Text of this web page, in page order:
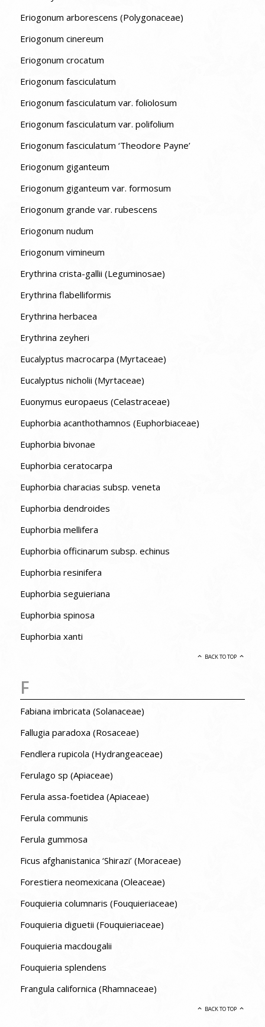
Eriogonum arborescens (Polygonaceae)
Eriogonum cinereum
Eriogonum crocatum
Eriogonum fasciculatum
Eriogonum fasciculatum var. foliolosum
Eriogonum fasciculatum var. polifolium
Eriogonum fasciculatum ‘Theodore Payne’
Eriogonum giganteum
Eriogonum giganteum var. formosum
Eriogonum grande var. rubescens
Eriogonum nudum
Eriogonum vimineum
Erythrina crista-gallii (Leguminosae)
Erythrina flabelliformis
Erythrina herbacea
Erythrina zeyheri
Eucalyptus macrocarpa (Myrtaceae)
Eucalyptus nicholii (Myrtaceae)
Euonymus europaeus (Celastraceae)
Euphorbia acanthothamnos (Euphorbiaceae)
Euphorbia bivonae
Euphorbia ceratocarpa
Euphorbia characias subsp. veneta
Euphorbia dendroides
Euphorbia mellifera
Euphorbia officinarum subsp. echinus
Euphorbia resinifera
Euphorbia seguieriana
Euphorbia spinosa
Euphorbia xanti
BACK TO TOP
F
Fabiana imbricata (Solanaceae)
Fallugia paradoxa (Rosaceae)
Fendlera rupicola (Hydrangeaceae)
Ferulago sp (Apiaceae)
Ferula assa-foetidea (Apiaceae)
Ferula communis
Ferula gummosa
Ficus afghanistanica ‘Shirazi’ (Moraceae)
Forestiera neomexicana (Oleaceae)
Fouquieria columnaris (Fouquieriaceae)
Fouquieria diguetii (Fouquieriaceae)
Fouquieria macdougalii
Fouquieria splendens
Frangula californica (Rhamnaceae)
BACK TO TOP